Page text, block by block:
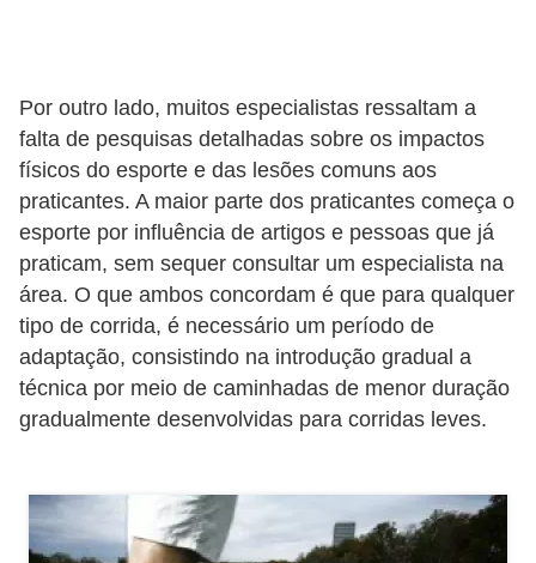
Por outro lado, muitos especialistas ressaltam a
falta de pesquisas detalhadas sobre os impactos
físicos do esporte e das lesões comuns aos
praticantes. A maior parte dos praticantes começa o
esporte por influência de artigos e pessoas que já
praticam, sem sequer consultar um especialista na
área. O que ambos concordam é que para qualquer
tipo de corrida, é necessário um período de
adaptação, consistindo na introdução gradual a
técnica por meio de caminhadas de menor duração
gradualmente desenvolvidas para corridas leves.
s
i
c
o
s
M
o
d
m
a